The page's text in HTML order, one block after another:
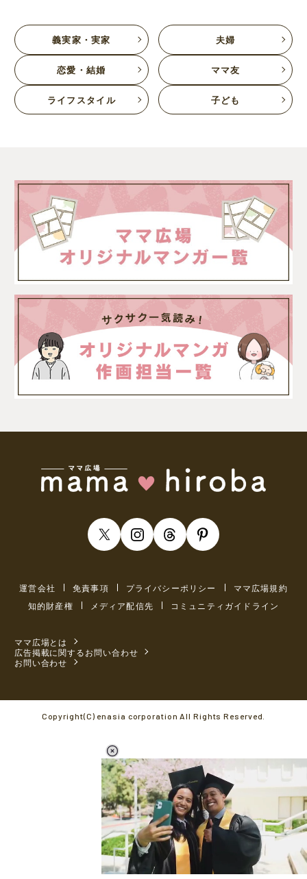
L
義実家・実家 夫婦
恋愛・結婚 ママ友
ライフスタイル 子ども
運営会社 免責事項 プライバシーポリシー
ママ広場規約
知的財産権
メディア配信先 コミュニティガイドライン
ママ広場とは
広告掲載に関するお問い合わせ
お問い合わせ
Copyright(C) enasia corporation All Rights Reserved.